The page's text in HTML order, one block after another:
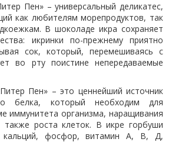
Пен» – универсальный деликатес,
как любителям морепродуктов, так
В шоколаде икра сохраняет
икринки по-прежнему приятно
сок, который, перемешиваясь с
во рту поистине непередаваемые
Пен» – это ценнейший источник
белка, который необходим для
иммунитета организма, наращивания
роста клеток. В икре горбуши
кальций, фосфор, витамин А, В, Д,